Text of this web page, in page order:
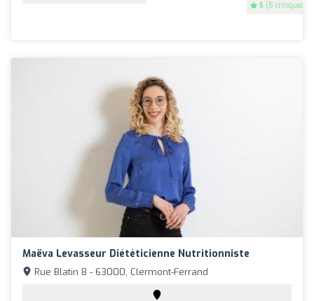
5 (5 critiques)
Maëva Levasseur Diététicienne Nutritionniste
Rue Blatin 8 - 63000, Clermont-Ferrand